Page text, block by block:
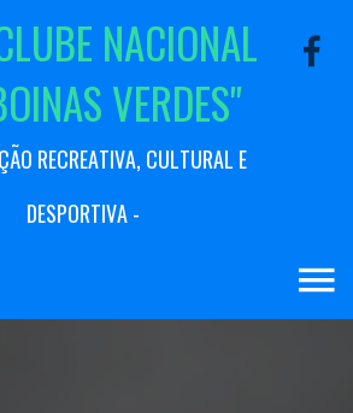
LUBE NACIONAL
OINASVERDES"
ÇÃO RECREATIVA, CULTURAL E
DESPORTIVA-